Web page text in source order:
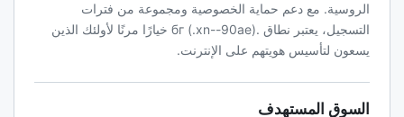
الروسية. مع دعم حماية الخصوصية ومجموعة من فترات
التسجيل، يعتبر نطاق .бг (.xn--90ae) خيارًا مرنًا لأولئك الذين
يسعون لتأسيس هويتهم على الإنترنت.
السوق المستهدف